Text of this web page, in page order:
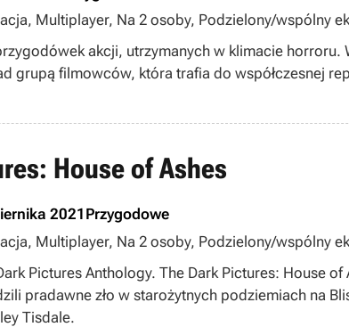
Multiplayer, Na 2 osoby, Podzielony/wspólny
akcji, utrzymanych w klimacie horroru.
grupą filmowców, która trafia do współczesnej
House of Ashes
2021 Przygodowe
Multiplayer, Na 2 osoby, Podzielony/wspólny
Pictures Anthology. The Dark Pictures: House
pradawne zło w starożytnych podziemiach na
Tisdale.